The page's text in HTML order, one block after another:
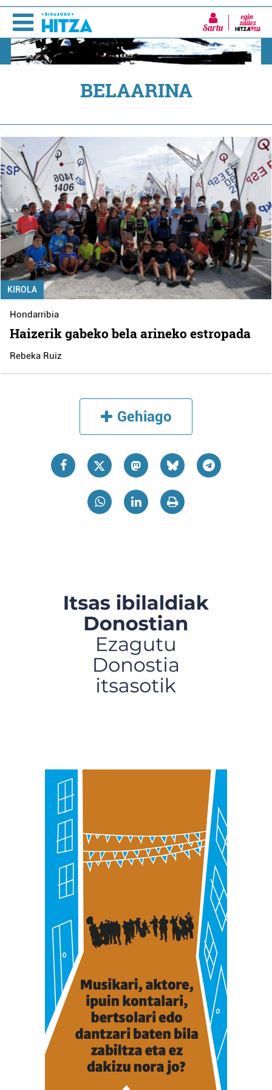
Sartu
BELAARINA
KIROLA
Hondarribia
Haizerik gabeko bela arineko estropada
Rebeka Ruiz
Gehiago